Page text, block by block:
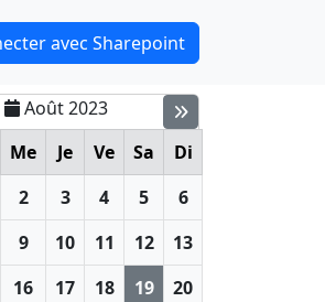
avec Sharepoint
Août 2023
Me Je Ve Sa
Di
2 3 4 5
6
9 10 11 12
13
16 17 18 19
20